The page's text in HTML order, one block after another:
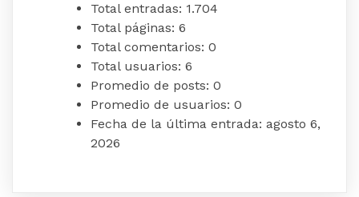
Total entradas: 1.704
Total páginas: 6
Total comentarios: 0
Total usuarios: 6
Promedio de posts: 0
Promedio de usuarios: 0
Fecha de la última entrada: agosto 6,
2026